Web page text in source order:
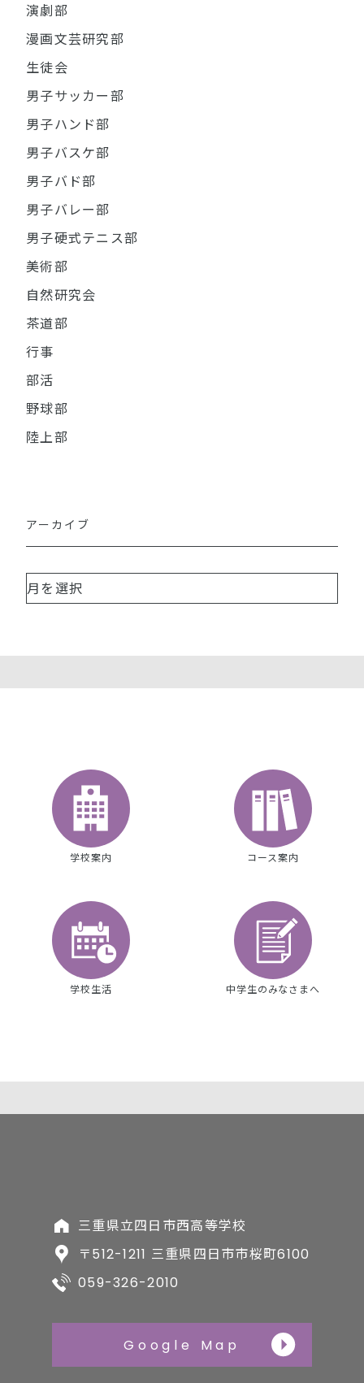
演劇部
漫画文芸研究部
生徒会
男子サッカー部
男子ハンド部
男子バスケ部
男子バド部
男子バレー部
男子硬式テニス部
美術部
自然研究会
茶道部
行事
部活
野球部
陸上部
アーカイブ
学校案内 コース案内
学校生活 中学生のみなさまへ
三重県立四日市西高等学校
〒512-1211 三重県四日市市桜町6100
059-326-2010
Google Map